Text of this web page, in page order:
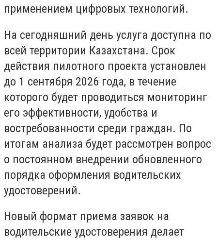
применением цифровых технологий.
На сегодняшний день услуга доступна по
всей территории Казахстана. Срок
действия пилотного проекта установлен
до 1 сентября 2026 года, в течение
которого будет проводиться мониторинг
его эффективности, удобства и
востребованности среди граждан. По
итогам анализа будет рассмотрен вопрос
о постоянном внедрении обновленного
порядка оформления водительских
удостоверений.
Новый формат приема заявок на
водительские удостоверения делает